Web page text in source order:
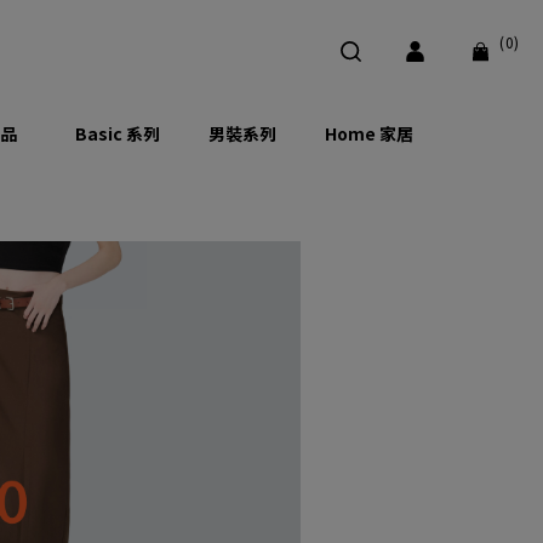
(0)
Basic 系列 男裝系列 Home 家居